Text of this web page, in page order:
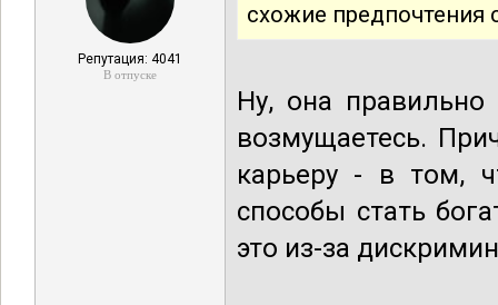
Репутация: 4041
В отпуске
схожие
Ну, она
возмущаетесь.
карьеру - в том,
способы стать
это из-за